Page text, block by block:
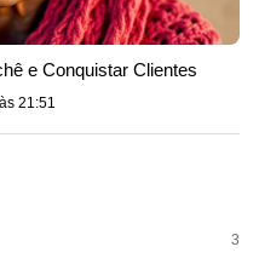
e Conquistar Clientes
21:51
3